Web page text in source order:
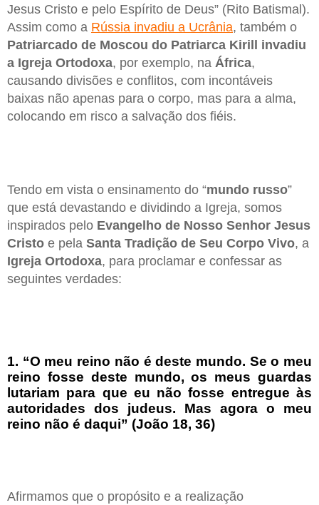
Jesus Cristo e pelo Espírito de Deus” (Rito Batismal).
Assim como a Rússia invadiu a Ucrânia, também o
Patriarcado de Moscou do Patriarca Kirill invadiu
a Igreja Ortodoxa, por exemplo, na África,
causando divisões e conflitos, com incontáveis
baixas não apenas para o corpo, mas para a alma,
colocando em risco a salvação dos fiéis.
Tendo em vista o ensinamento do “mundo russo”
que está devastando e dividindo a Igreja, somos
inspirados pelo Evangelho de Nosso Senhor Jesus
Cristo e pela Santa Tradição de Seu Corpo Vivo, a
Igreja Ortodoxa, para proclamar e confessar as
seguintes verdades:
1. “O meu reino não é deste mundo. Se o meu
reino fosse deste mundo, os meus guardas
lutariam para que eu não fosse entregue às
autoridades dos judeus. Mas agora o meu
reino não é daqui” (João 18, 36)
Afirmamos que o propósito e a realização